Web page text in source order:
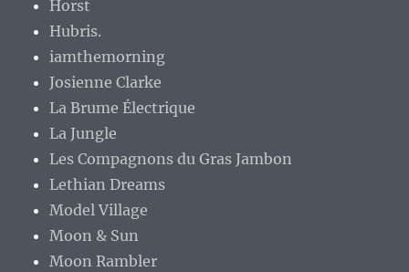
Horst
Hubris.
iamthemorning
Josienne Clarke
La Brume Électrique
La Jungle
Les Compagnons du Gras Jambon
Lethian Dreams
Model Village
Moon & Sun
Moon Rambler